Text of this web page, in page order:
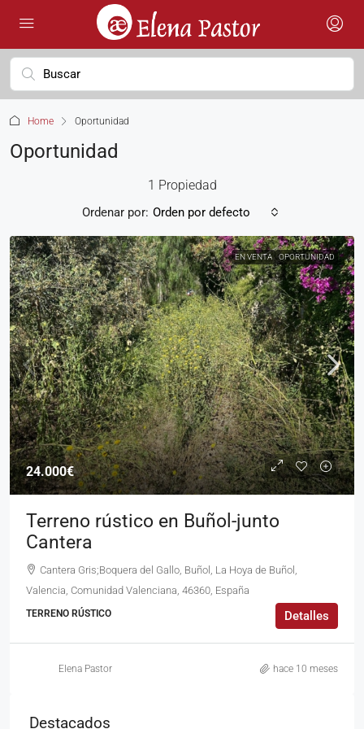
Home Oportunidad
Oportunidad
1 Propiedad
Ordenar por: Orden por defecto
EN VENTA OPORTUNIDAD
24.000€
Terreno rústico en Buñol-junto
Cantera
Cantera Gris;Boquera del Gallo, Buñol, La Hoya de Buñol,
Valencia, Comunidad Valenciana, 46360, España
TERRENO RÚSTICO Detalles
Elena Pastor hace 10 meses
Destacados